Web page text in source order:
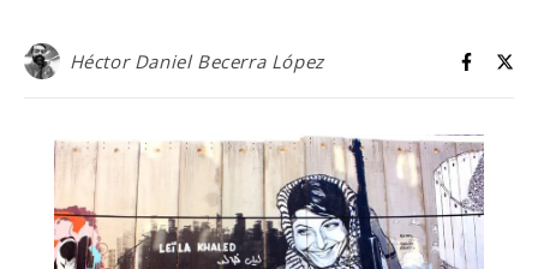
Héctor Daniel Becerra López